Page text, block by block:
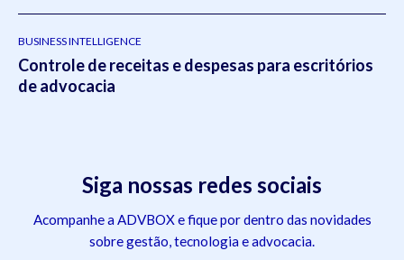
BUSINESS INTELLIGENCE
Controle de receitas e despesas para escritórios
de advocacia
Siga nossas redes sociais
Acompanhe a ADVBOX e fique por dentro das novidades
sobre gestão, tecnologia e advocacia.